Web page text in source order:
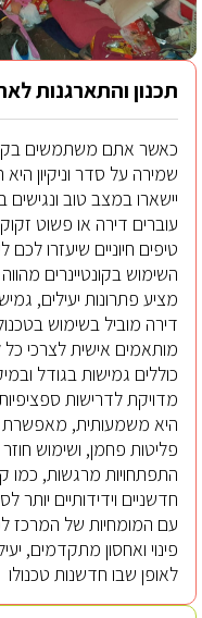
תכנון והתארגנות
כאשר אתם משתמשים
שמירה על סדר וניקיון
יישארו במצב טוב
עוברים דירה או פשוט
טיפים חיוניים שיעזרו לכם
השימוש בקונטיינרים
מציע פתרונות יעילים,
דירה מוביל בשימוש
מותאמים אישית לצרכי כל
כוללים גמישות בגודל
מדויקת לדרישות
היא משמעותית, מאפשרת
פליטות פחמן, ושימוש
התפתחויות מרגשות, כמו
חדשניים וידידותיים
עם המומחיות של המרכז
פינוי ואחסון מתקדמים,
לאופן שבו חדשנות טכנולו